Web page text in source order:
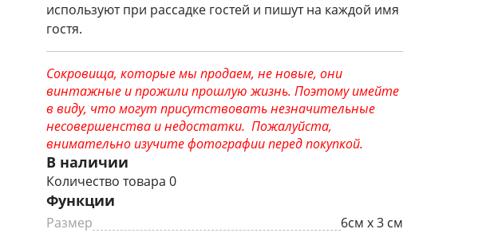
используют при рассадке гостей и пишут на каждой имя
гостя.
Сокровища, которые мы продаем, не новые, они
винтажные и прожили прошлую жизнь. Поэтому имейте
в виду, что могут присутствовать незначительные
несовершенства и недостатки. Пожалуйста,
внимательно изучите фотографии перед покупкой.
В наличии
Количество товара 0
Функции
Размер
6см х 3 см